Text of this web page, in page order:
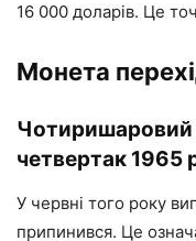
16 000 доларів. Це
Монета
Чотиришаровий
четвертак 1965
У червні того року
припинився. Це